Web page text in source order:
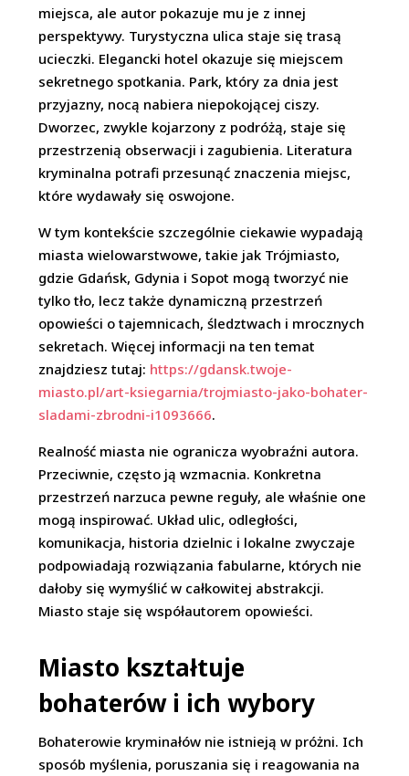
miejsca, ale autor pokazuje mu je z innej
perspektywy. Turystyczna ulica staje się trasą
ucieczki. Elegancki hotel okazuje się miejscem
sekretnego spotkania. Park, który za dnia jest
przyjazny, nocą nabiera niepokojącej ciszy.
Dworzec, zwykle kojarzony z podróżą, staje się
przestrzenią obserwacji i zagubienia. Literatura
kryminalna potrafi przesunąć znaczenia miejsc,
które wydawały się oswojone.
W tym kontekście szczególnie ciekawie wypadają
miasta wielowarstwowe, takie jak Trójmiasto,
gdzie Gdańsk, Gdynia i Sopot mogą tworzyć nie
tylko tło, lecz także dynamiczną przestrzeń
opowieści o tajemnicach, śledztwach i mrocznych
sekretach. Więcej informacji na ten temat
znajdziesz tutaj: https://gdansk.twoje-
miasto.pl/art-ksiegarnia/trojmiasto-jako-bohater-
sladami-zbrodni-i1093666.
Realność miasta nie ogranicza wyobraźni autora.
Przeciwnie, często ją wzmacnia. Konkretna
przestrzeń narzuca pewne reguły, ale właśnie one
mogą inspirować. Układ ulic, odległości,
komunikacja, historia dzielnic i lokalne zwyczaje
podpowiadają rozwiązania fabularne, których nie
dałoby się wymyślić w całkowitej abstrakcji.
Miasto staje się współautorem opowieści.
Miasto kształtuje
bohaterów i ich wybory
Bohaterowie kryminałów nie istnieją w próżni. Ich
sposób myślenia, poruszania się i reagowania na